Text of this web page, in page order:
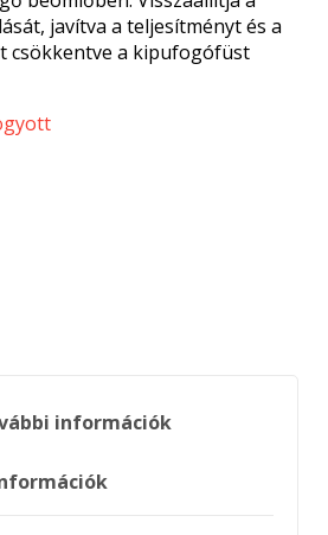
javítva a teljesítményt és a
csökkentve a kipufogófüst
információk